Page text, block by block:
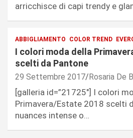
arricchisce di capi trendy e
ABBIGLIAMENTO COLOR TREND
I colori moda della
scelti da Pantone
29 Settembre 2017 Rosaria De
[galleria id=”21725″] I colori
Primavera/Estate 2018 scelti
nuances intense o…